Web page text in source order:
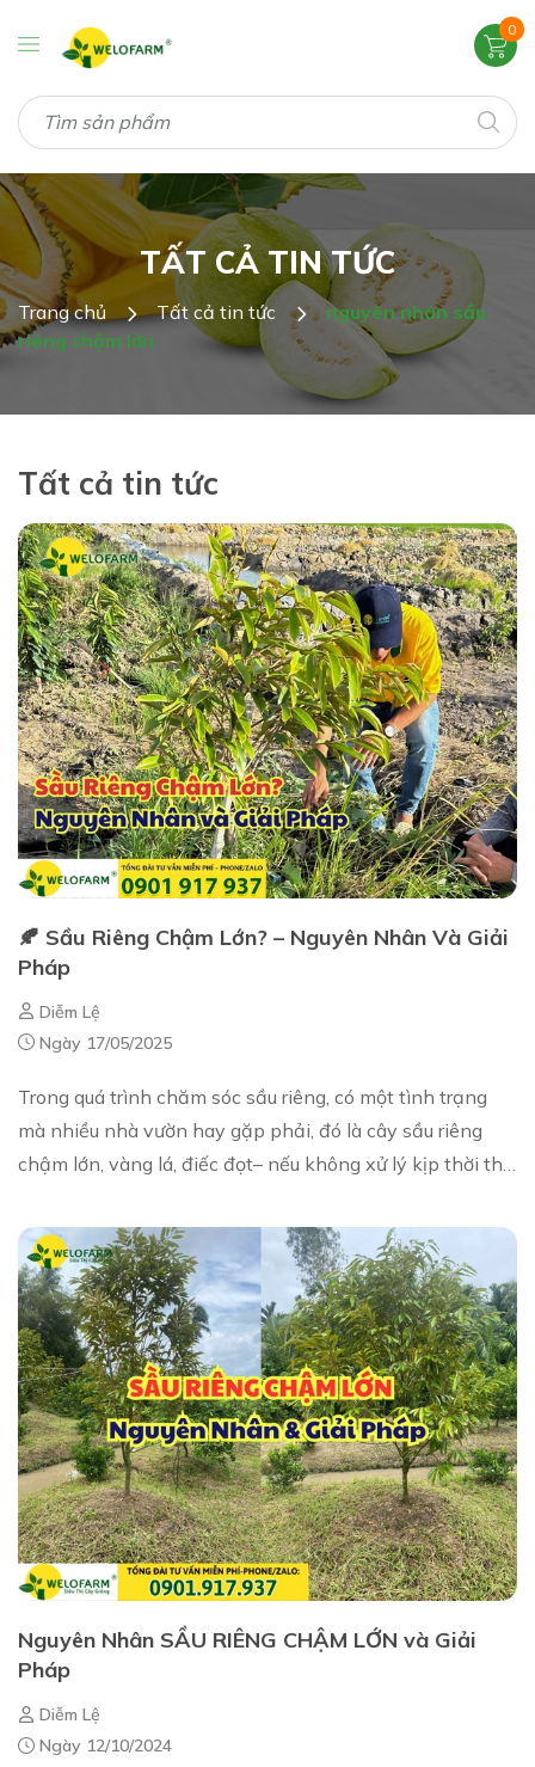
0
TẤT CẢ TIN TỨC
Trang chủ Tất cả tin tức
nguyên nhân sầu
riêng chậm lớn
Tất cả tin tức
🍂 Sầu Riêng Chậm Lớn? – Nguyên Nhân Và Giải
Pháp
Diễm Lệ
Ngày 17/05/2025
Trong quá trình chăm sóc sầu riêng, có một tình trạng
mà nhiều nhà vườn hay gặp phải, đó là cây sầu riêng
chậm lớn, vàng lá, điếc đọt– nếu không xử lý kịp thời thì
Nguyên Nhân SẦU RIÊNG CHẬM LỚN và Giải
Pháp
Diễm Lệ
Ngày 12/10/2024